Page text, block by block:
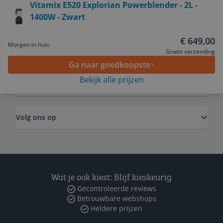
Vitamix E520 Explorian Powerblender - 2L -
1400W - Zwart
Morgen in huis € 649,00
Gratis verzending
Ga naar goedkoopste
Bekijk alle prijzen
Service
Algemeen
Volg ons op
Wat je ook kiest: Blijf kieskeurig
Gecontroleerde reviews
Betrouwbare webshops
Heldere prijzen